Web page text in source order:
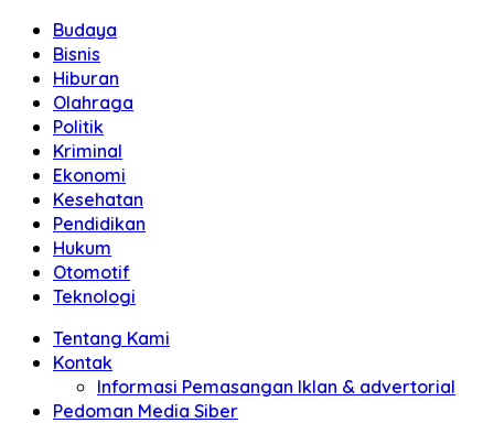
Informasi
Terkini
untuk
Anda"
Budaya
Bisnis
Hiburan
Olahraga
Politik
Kriminal
Ekonomi
Kesehatan
Pendidikan
Hukum
Otomotif
Teknologi
Tentang Kami
Kontak
Informasi Pemasangan Iklan & advertorial
Pedoman Media Siber